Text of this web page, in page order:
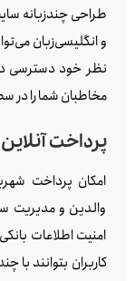
طراحی چندزبانه
و انگلیسی‌زبان
نظر خود دسترسی
مخاطبان شما را
پرداخت
امکان پرداخت
والدین و مدیریت
امنیت اطلاعات
کاربران بتوانند